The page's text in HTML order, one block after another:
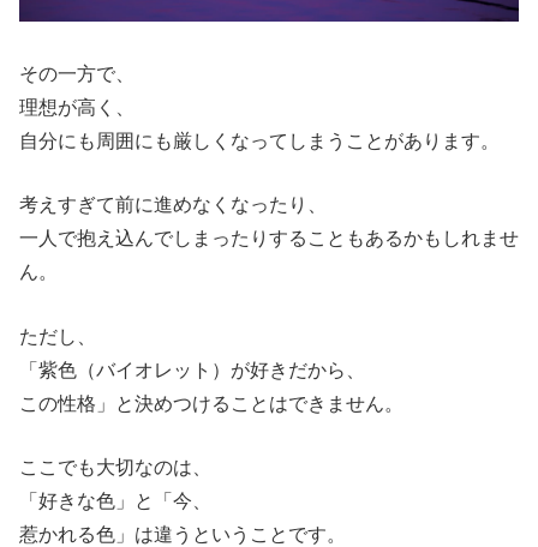
その一方で、
理想が高く、
自分にも周囲にも厳しくなってしまうことがあります。
考えすぎて前に進めなくなったり、
一人で抱え込んでしまったりすることもあるかもしれませ
ん。
ただし、
「紫色（バイオレット）が好きだから、
この性格」と決めつけることはできません。
ここでも大切なのは、
「好きな色」と「今、
惹かれる色」は違うということです。